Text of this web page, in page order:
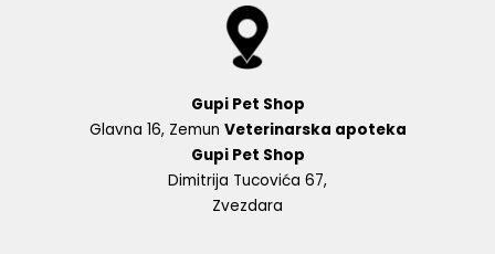
Gupi Pet Shop
Glavna 16, Zemun Veterinarska apoteka
Gupi Pet Shop
Dimitrija Tucovića 67,
Zvezdara